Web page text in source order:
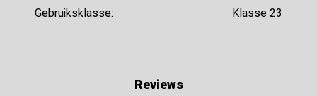
Gebruiksklasse: Klasse 23
Reviews